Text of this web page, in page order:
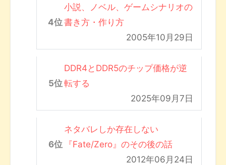
小説、ノベル、ゲームシナリオの
書き方・作り方
2005年10月29日
DDR4とDDR5のチップ価格が逆
転する
2025年09月7日
ネタバレしか存在しない
『Fate/Zero』のその後の話
2012年06月24日